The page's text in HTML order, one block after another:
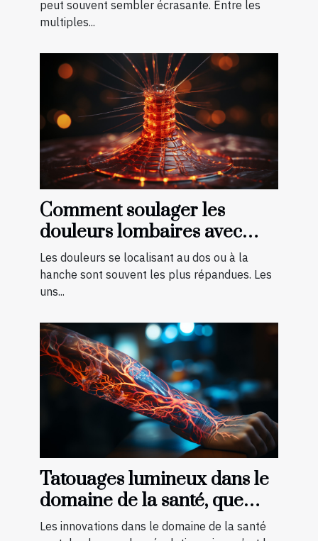
peut souvent sembler écrasante. Entre les
multiples...
Comment soulager les
douleurs lombaires avec
quelques exercices ?
Les douleurs se localisant au dos ou à la
hanche sont souvent les plus répandues. Les
uns...
Tatouages lumineux dans le
domaine de la santé, que
faut-il savoir ?
Les innovations dans le domaine de la santé